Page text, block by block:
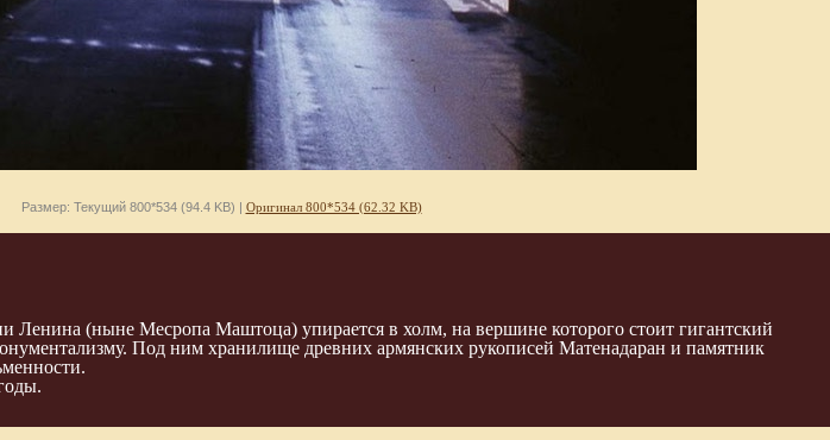
Размер: Текущий 800*534 (94.4 KB) | Оригинал 800*534 (62.32 KB)
Ленина (ныне Месропа Маштоца) упирается в холм, на вершине которого стоит гигантский
Под ним хранилище древних армянских рукописей Матенадаран и памятник